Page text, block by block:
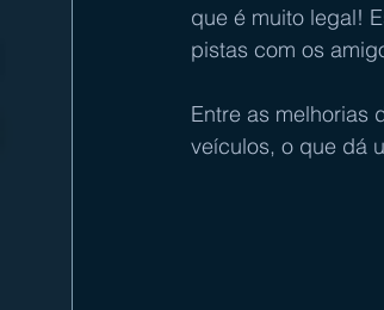
que é muito legal!
pistas com os
Entre as melhorias
veículos, o que dá